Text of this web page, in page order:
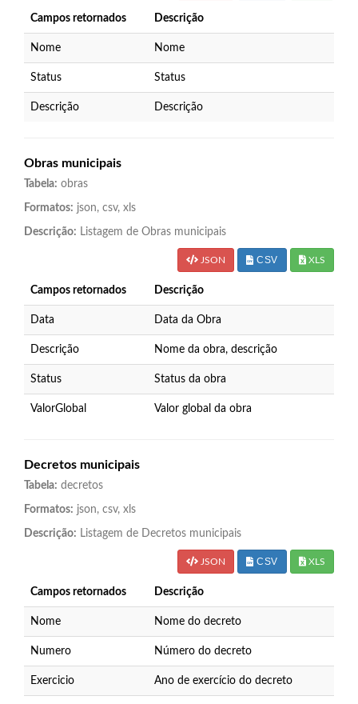
Campos retornados Descrição
Nome Nome
Status Status
Descrição Descrição
Obras municipais
Tabela: obras
Formatos: json, csv, xls
Descrição: Listagem de Obras municipais
JSON CSV XLS
Campos retornados Descrição
Data Data da Obra
Descrição Nome da obra, descrição
Status Status da obra
ValorGlobal Valor global da obra
Decretos municipais
Tabela: decretos
Formatos: json, csv, xls
Descrição: Listagem de Decretos municipais
JSON CSV XLS
Campos retornados Descrição
Nome Nome do decreto
Numero Número do decreto
Exercicio Ano de exercício do decreto